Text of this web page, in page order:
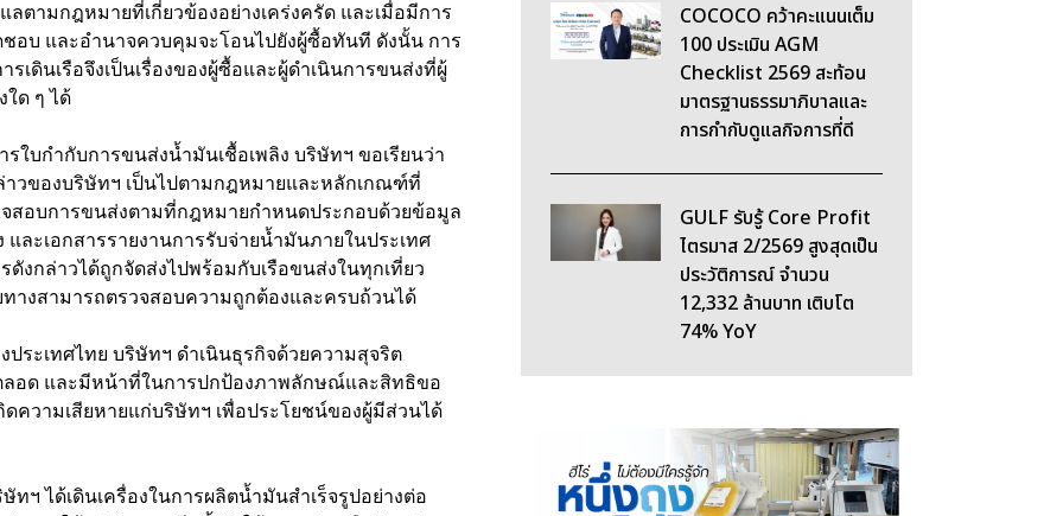
ตามกฎหมายที่เกี่ยวข้องอย่างเคร่งครัด และเมื่อมีการ
อบ และอำนาจควบคุมจะโอนไปยังผู้ซื้อทันที ดังนั้น การ
เดินเรือจึงเป็นเรื่องของผู้ซื้อและผู้ดำเนินการขนส่งที่ผู้
ใด ๆ ได้
ใบกำกับการขนส่งน้ำมันเชื้อเพลิง บริษัทฯ ขอเรียนว่า
วของบริษัทฯ เป็นไปตามกฎหมายและหลักเกณฑ์ที่
สอบการขนส่งตามที่กฎหมายกำหนดประกอบด้วยข้อมูล
ละเอกสารรายงานการรับจ่ายน้ำมันภายในประเทศ
งกล่าวได้ถูกจัดส่งไปพร้อมกับเรือขนส่งในทุกเที่ยว
างสามารถตรวจสอบความถูกต้องและครบถ้วนได้
ระเทศไทย บริษัทฯ ดำเนินธุรกิจด้วยความสุจริต
อด และมีหน้าที่ในการปกป้องภาพลักษณ์และสิทธิขอ
ความเสียหายแก่บริษัทฯ เพื่อประโยชน์ของผู้มีส่วนได้
ได้เดินเครื่องในการผลิตน้ำมันสำเร็จรูปอย่างต่อ
COCOCO คว้าคะแนนเต็ม
100 ประเมิน AGM
Checklist 2569 สะท้อน
มาตรฐานธรรมาภิบาลและ
การกำกับดูแลกิจการที่ดี
GULF รับรู้ Core Profit
ไตรมาส 2/2569 สูงสุดเป็น
ประวัติการณ์ จำนวน
12,332 ล้านบาท เติบโต
74% YoY